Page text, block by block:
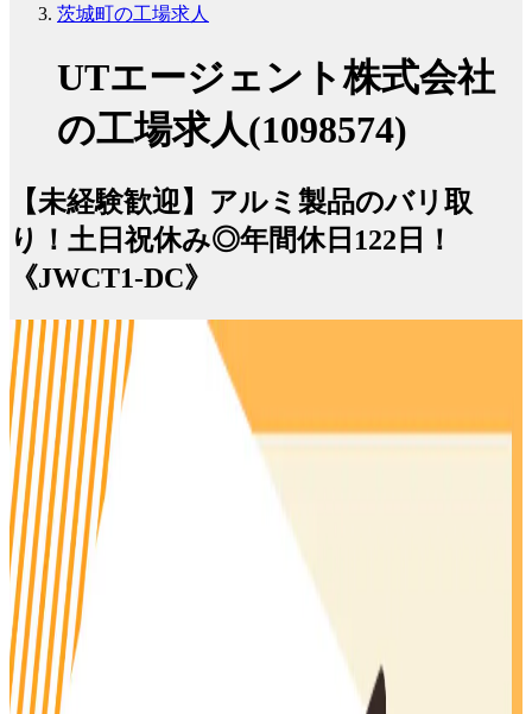
茨城町の工場求人
UTエージェント株式会社
の工場求人(1098574)
【未経験歓迎】アルミ製品のバリ取
り！土日祝休み◎年間休日122日！
《JWCT1-DC》